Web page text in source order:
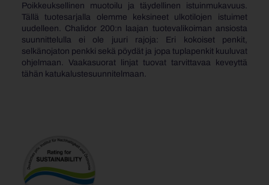
Poikkeuksellinen muotoilu ja täydellinen istuinmukavuus.
Tällä tuotesarjalla olemme keksineet ulkotilojen istuimet
uudelleen. Chalidor 200:n laajan tuotevalikoiman ansiosta
suunnittelulla ei ole juuri rajoja: Eri kokoiset penkit,
selkänojaton penkki sekä pöydät ja jopa tuplapenkit kuuluvat
ohjelmaan. Vaakasuorat linjat tuovat tarvittavaa keveyttä
tähän katukalustesuunnitelmaan.